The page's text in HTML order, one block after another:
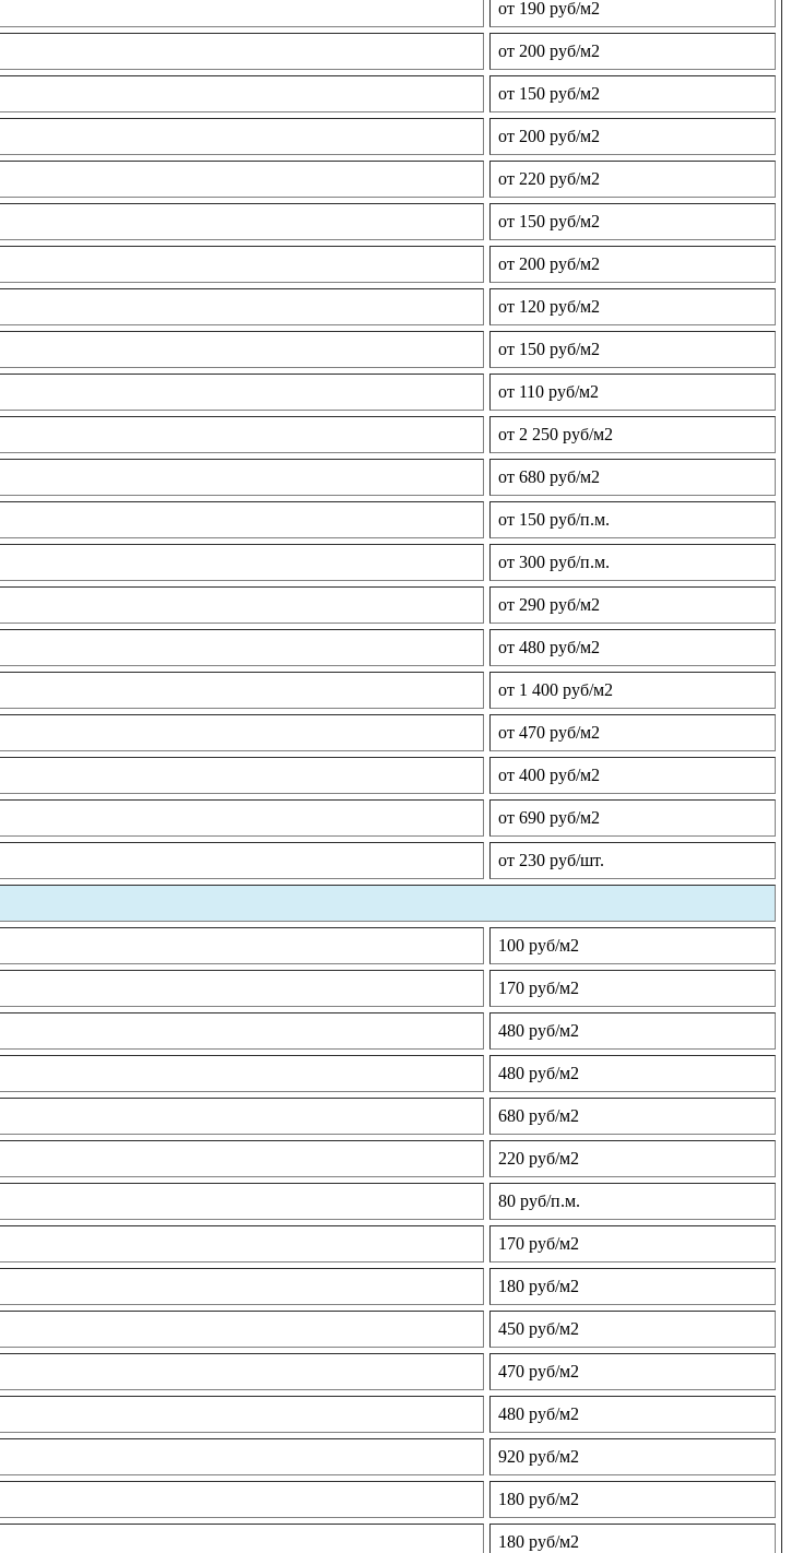
от 190 руб/м2
от 200 руб/м2
от 150 руб/м2
от 200 руб/м2
от 220 руб/м2
от 150 руб/м2
от 200 руб/м2
от 120 руб/м2
от 150 руб/м2
от 110 руб/м2
от 2 250 руб/м2
от 680 руб/м2
от 150 руб/п.м.
от 300 руб/п.м.
от 290 руб/м2
от 480 руб/м2
от 1 400 руб/м2
от 470 руб/м2
от 400 руб/м2
от 690 руб/м2
от 230 руб/шт.
100 руб/м2
170 руб/м2
480 руб/м2
480 руб/м2
680 руб/м2
220 руб/м2
80 руб/п.м.
170 руб/м2
180 руб/м2
450 руб/м2
470 руб/м2
480 руб/м2
920 руб/м2
180 руб/м2
180 руб/м2